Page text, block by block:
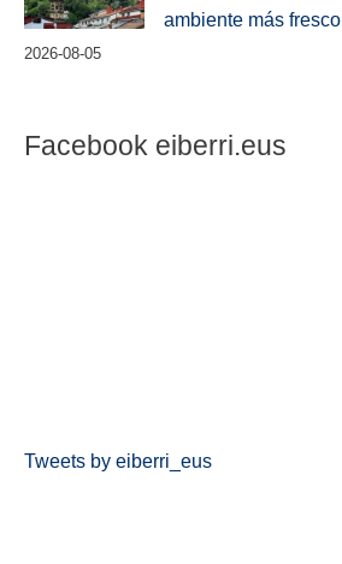
ambiente más fresco
2026-08-05
Facebook eiberri.eus
Tweets by eiberri_eus